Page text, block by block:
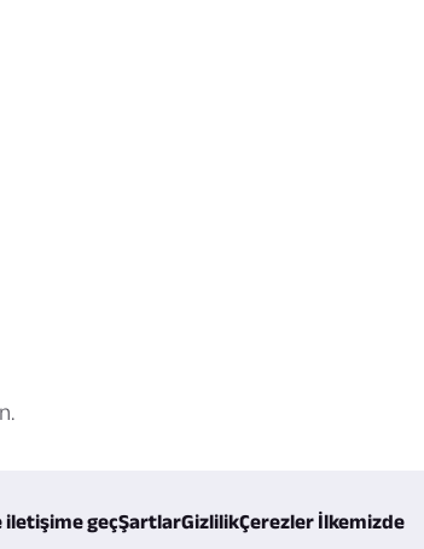
iletişime geçŞartlarGizlilikÇerezler İlkemizde